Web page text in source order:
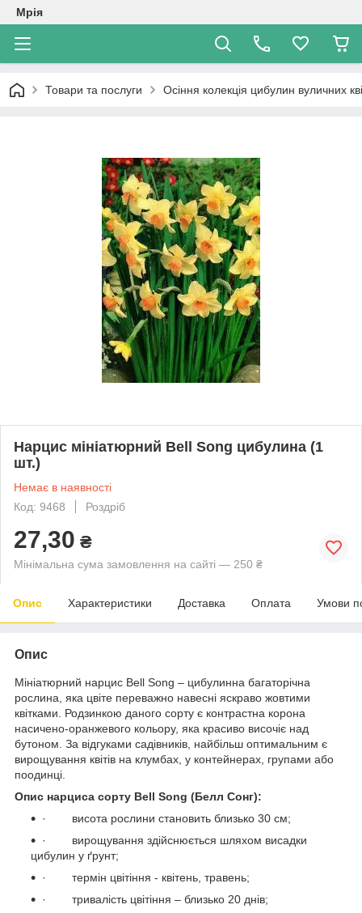
Мрія
Товари та послуги Осіння колекція цибулин вуличних
Нарцис мініатюрний Bell Song цибулина (1
шт.)
Немає в наявності
Код: 9468
Роздріб
27,30 ₴
Мінімальна сума замовлення на сайті — 250 ₴
Опис Характеристики Доставка Оплата Умови
Опис
Мініатюрний нарцис Bell Song – цибулинна багаторічна
рослина, яка цвіте переважно навесні яскраво жовтими
квітками. Родзинкою даного сорту є контрастна корона
насичено-оранжевого кольору, яка красиво височіє над
бутоном. За відгуками садівників, найбільш оптимальним є
вирощування квітів на клумбах, у контейнерах, групами або
поодинці.
Опис нарциса сорту Bell Song (Белл Сонг):
· висота рослини становить близько 30 см;
· вирощування здійснюється шляхом висадки
цибулин у ґрунт;
· термін цвітіння - квітень, травень;
· тривалість цвітіння – близько 20 днів;